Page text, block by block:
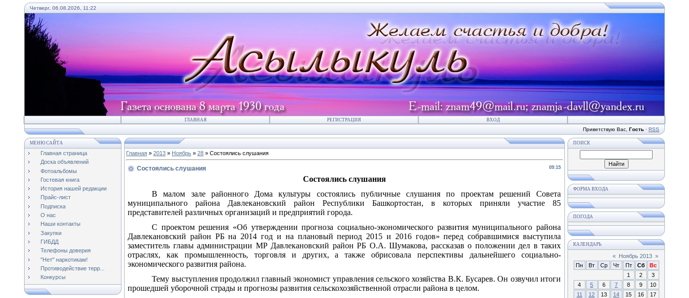
Четверг, 06.08.2026, 11:22
ГЛАВНАЯ РЕГИСТРАЦИЯ ВХОД
Приветствую Вас Гость · RSS
МЕНЮ САЙТА
Главная страница
Доска объявлений
Фотоальбомы
Гостевая книга
История нашей редакции
Прайс-лист
Подписка
О нас
Наши контакты
Закупки
ГИБДД
Телефоны доверия
"Нет" наркотикам!
Противодействие терр...
Конкурсы
Главная » 2013 » Ноябрь » 28 » Состоялись слушания
09:15
Состоялись слушания
Состоялись слушания
В малом зале районного Дома культуры состоялись публичные слушания по проектам решений Совета
муниципального района Давлекановский район Республики Башкортостан, в которых приняли участие 85
представителей различных организаций и предприятий города.
С проектом решения «Об утверждении прогноза социально-экономического развития муниципального района
Давлекановский район РБ на 2014 год и на плановый период 2015 и 2016 годов» перед собравшимися выступила
заместитель главы администрации МР Давлекановский район РБ О.А. Шумакова, рассказав о положении дел в таких
отраслях, как промышленность, торговля и других, а также обрисовала перспективы дальнейшего социально-
экономического развития района.
Тему выступления продолжил главный экономист управления сельского хозяйства В.К. Бусарев. Он озвучил итоги
прошедшей уборочной страды и прогнозы развития сельскохозяйственной отрасли района в целом.
ПОИСК
ФОРМА ВХОДА
ПОГОДА
КАЛЕНДАРЬ
« Ноябрь 2013 »
Пн
Вт Ср Чт Пт Сб
Вс
1
2
3
4
5 6 7 8 9
10
11
12 13 14 15 16
17